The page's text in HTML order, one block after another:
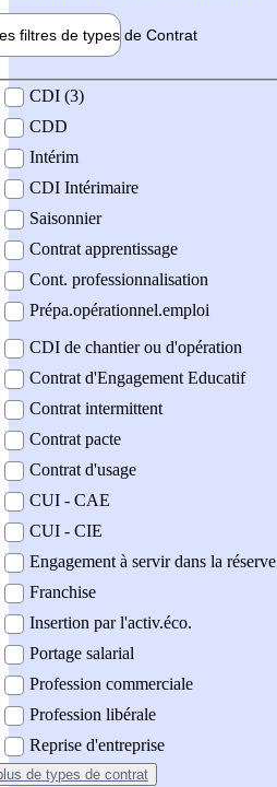
filtres de types de Contrat
contrat
CDI (3)
CDD
Intérim
CDI Intérimaire
Saisonnier
Contrat apprentissage
Cont. professionnalisation
Prépa.opérationnel.emploi
CDI de chantier ou d'opération
Contrat d'Engagement Educatif
Contrat intermittent
Contrat pacte
Contrat d'usage
CUI - CAE
CUI - CIE
Engagement à servir dans la réserve
Franchise
Insertion par l'activ.éco.
Portage salarial
Profession commerciale
Profession libérale
Reprise d'entreprise
de types de contrat